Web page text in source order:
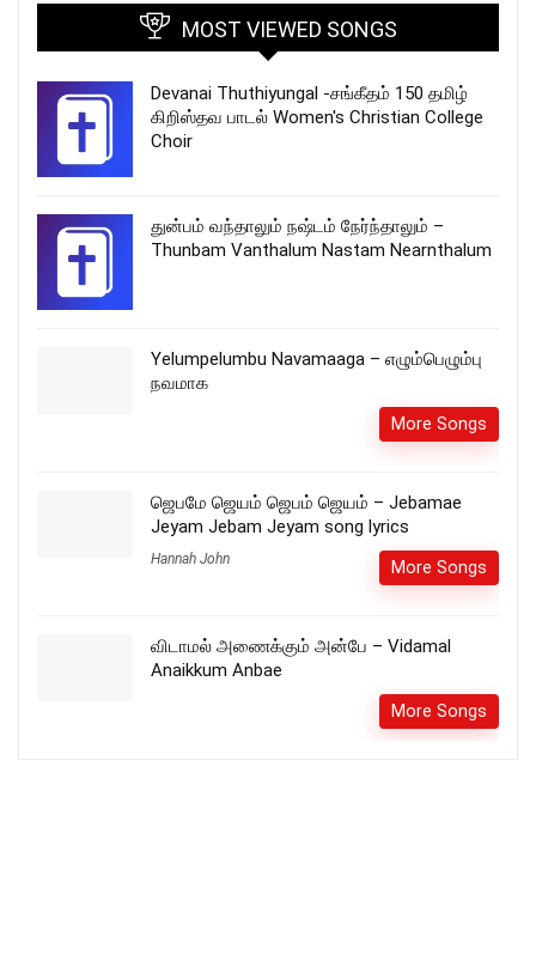
MOST VIEWED SONGS
Devanai Thuthiyungal -சங்கீதம் 150 தமிழ்
கிறிஸ்தவ பாடல் Women's Christian College
Choir
துன்பம் வந்தாலும் நஷ்டம் நேர்ந்தாலும் –
Thunbam Vanthalum Nastam Nearnthalum
Yelumpelumbu Navamaaga – எழும்பெழும்பு
நவமாக
More Songs
ஜெபமே ஜெயம் ஜெபம் ஜெயம் – Jebamae
Jeyam Jebam Jeyam song lyrics
Hannah John More Songs
விடாமல் அணைக்கும் அன்பே – Vidamal
Anaikkum Anbae
More Songs